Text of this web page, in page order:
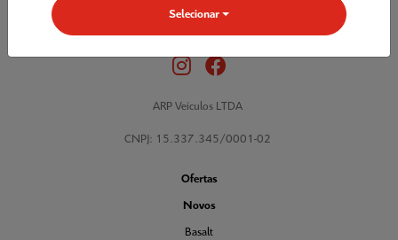
ARP Veículos LTDA
CNPJ: 15.337.345/0001-02
Ofertas
Novos
Basalt
Selecionar